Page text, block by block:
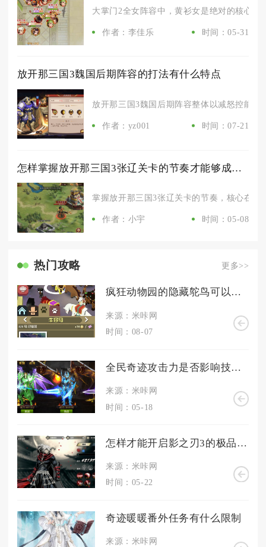
大掌门2全女阵容中，黄衫女是绝对的核心最
作者：李佳乐 时间：05-31
放开那三国3魏国后期阵容的打法有什么特点
放开那三国3魏国后期阵容整体以减怒控能为
作者：yz001 时间：07-21
怎样掌握放开那三国3张辽关卡的节奏才能够成功过关
掌握放开那三国3张辽关卡的节奏，核心在于
作者：小宇 时间：05-08
热门攻略 更多>>
疯狂动物园的隐藏鸵鸟可以通过什么方式召唤出来
来源：米咔网
时间：08-07
全民奇迹攻击力是否影响技能的威力
来源：米咔网
时间：05-18
怎样才能开启影之刃3的极品心法
来源：米咔网
时间：05-22
奇迹暖暖番外任务有什么限制
来源：米咔网